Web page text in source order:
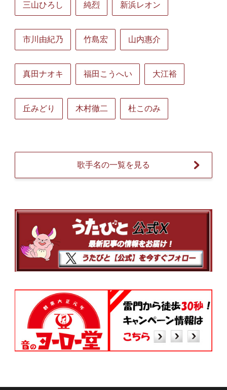
三山ひろし 純烈 新浜レオン
市川由紀乃 竹島宏 山内惠介
真田ナオキ 福田こうへい 大江裕
丘みどり 木村徹二 杜このみ
歌手名の一覧を見る